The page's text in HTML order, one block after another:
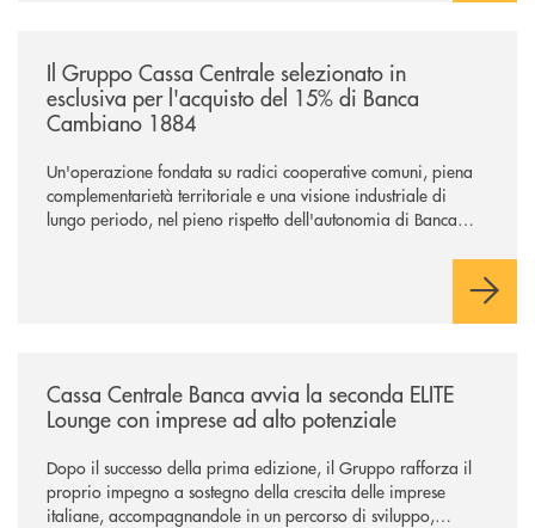
Il Gruppo Cassa Centrale selezionato in
esclusiva per l'acquisto del 15% di Banca
Cambiano 1884
Un'operazione fondata su radici cooperative comuni, piena
complementarietà territoriale e una visione industriale di
lungo periodo, nel pieno rispetto dell'autonomia di Banca
negoziazione esclusiva per la finalizzazione dell’operazione.
Cassa Centrale Banca avvia la seconda ELITE
Lounge con imprese ad alto potenziale
Dopo il successo della prima edizione, il Gruppo rafforza il
proprio impegno a sostegno della crescita delle imprese
italiane, accompagnandole in un percorso di sviluppo,